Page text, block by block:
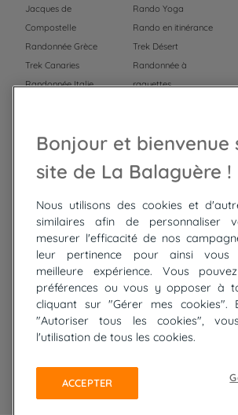
Jacques de
Compostelle
Randonnée Grèce
Trek Canaries
Randonnée Italie
Trek Mauritanie
Rando Yoga
Rando en itinérance
Trek Désert
Randonnée à
raquettes
Trek
Top
circuits
Tour du lac de Constance à vélo
Cyclades : Amorgos et Naxos
Randonnée aux Bardenas Reales
De Collioure à Cadaquès à pied
Découverte des trésors de Madère
Rando Réunion en douceur
Trek sur Tenerife
Bonjour et bienvenue
site de La Balaguère !
Nous utilisons des cookies et
similaires afin de personnaliser
mesurer l'efficacité de nos
leur pertinence pour ainsi vous
meilleure expérience. Vous
préférences ou vous y opposer à
cliquant sur "Gérer mes cookies".
"Autoriser tous les cookies",
l'utilisation de tous les cookies.
ACCEPTER